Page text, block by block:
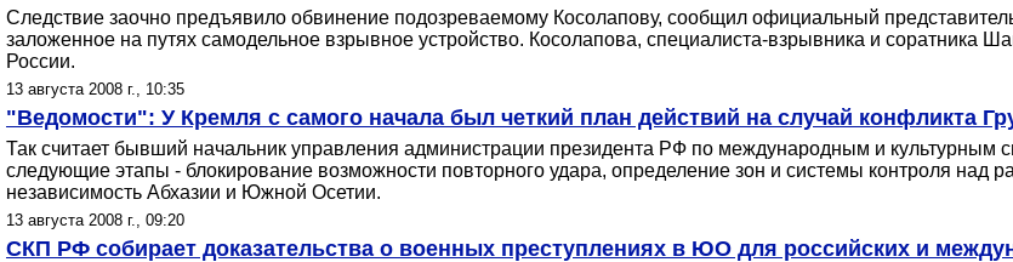
Следствие заочно предъявило обвинение подозреваемому Косолапову, сообщил официальный
заложенное на путях самодельное взрывное устройство. Косолапова, специалиста-взрывника и
России.
13 августа 2008 г., 10:35
"Ведомости": У Кремля с самого начала был четкий план действий на случай конфликта
Так считает бывший начальник управления администрации президента РФ по международным и
следующие этапы - блокирование возможности повторного удара, определение зон и системы контроля
независимость Абхазии и Южной Осетии.
13 августа 2008 г., 09:20
СКП РФ собирает доказательства о военных преступлениях в ЮО для российских и